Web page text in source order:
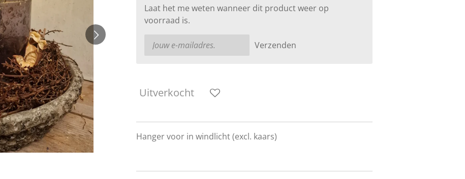
Laat het me weten wanneer dit product weer op
voorraad is.
Verzenden
Uitverkocht
Hanger voor in windlicht (excl. kaars)